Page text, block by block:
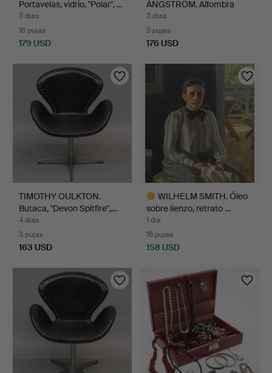
Portavelas, vidrio, "Polar", …
3 días
16 pujas
179 USD
ÅNGSTRÖM. Alfombra
Röllakan, …
3 días
5 pujas
176 USD
TIMOTHY OULKTON.
Butaca, "Devon Spitfire",…
4 días
3 pujas
163 USD
WILHELM SMITH. Óleo
sobre lienzo, retrato …
1 día
16 pujas
158 USD
seleccionado